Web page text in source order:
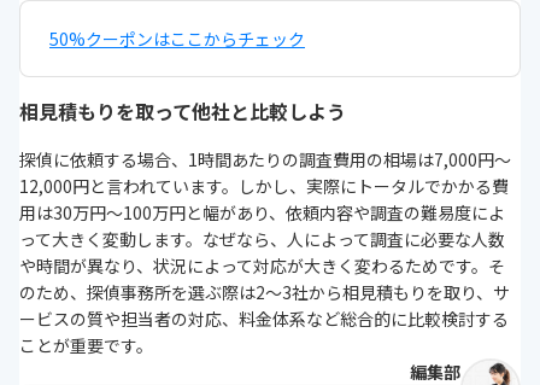
50%クーポンはここからチェック
相見積もりを取って他社と比較しよう
探偵に依頼する場合、1時間あたりの調査費用の相場は7,000円〜
12,000円と言われています。しかし、実際にトータルでかかる費
用は30万円〜100万円と幅があり、依頼内容や調査の難易度によ
って大きく変動します。なぜなら、人によって調査に必要な人数
や時間が異なり、状況によって対応が大きく変わるためです。そ
のため、探偵事務所を選ぶ際は2〜3社から相見積もりを取り、サ
ービスの質や担当者の対応、料金体系など総合的に比較検討する
ことが重要です。
編集部